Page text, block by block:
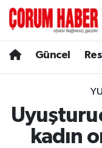
Güncel
kadın
Spor
Resmi İlanlar
Alaca
Hava Durumu
Çorum
Trafik Durumu